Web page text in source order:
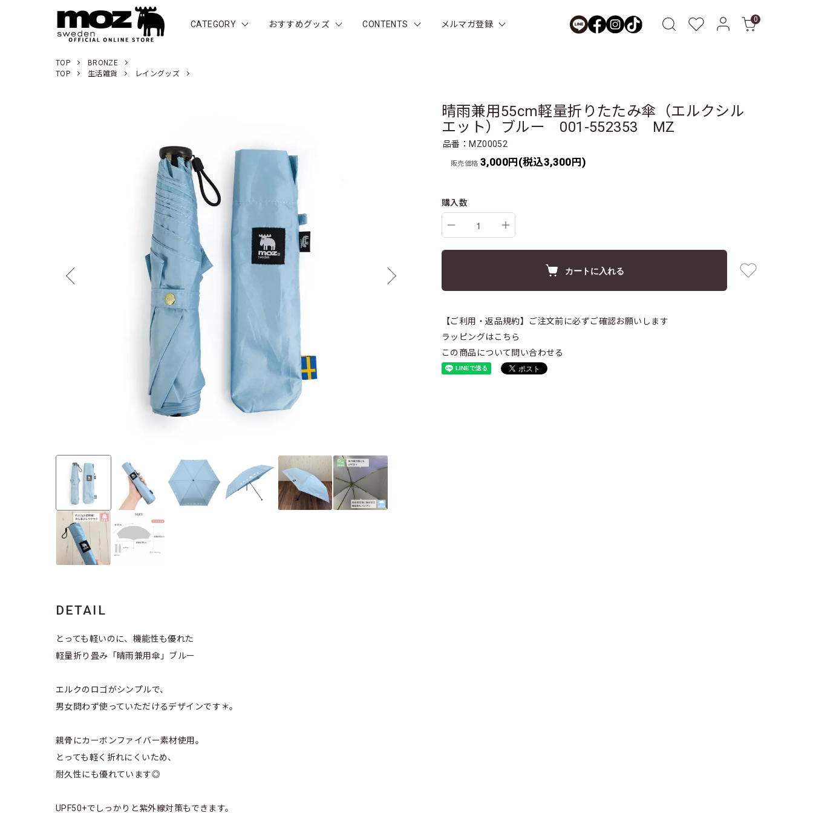
CATEGORY おすすめグッズ CONTENTS メルマガ登録 0
TOP
BRONZE
TOP
生活雑貨 レイングッズ
晴雨兼用55cm軽量折りたたみ傘（エルクシル
エット）ブルー 001-552353 MZ
品番：MZ00052
販売価格 3,000円(税込3,300円)
購入数
カートに入れる
【ご利用・返品規約】ご注文前に必ずご確認お願いします
ラッピングはこちら
この商品について問い合わせる
DETAIL
とっても軽いのに、機能性も優れた
軽量折り畳み「晴雨兼用傘」ブルー
エルクのロゴがシンプルで、
男女問わず使っていただけるデザインです＊。
親骨にカーボンファイバー素材使用。
とっても軽く折れにくいため、
耐久性にも優れています◎
UPF50+でしっかりと紫外線対策もできます。